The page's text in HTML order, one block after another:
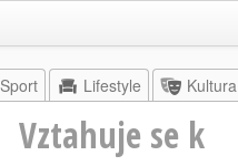
Sport Lifestyle Kultura
Vztahuje se k